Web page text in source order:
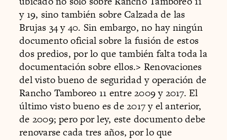
y 19, sino también sobre Calzada de las
Brujas 34 y 40. Sin embargo, no hay ningún
documento oficial sobre la fusión de estos
dos predios, por lo que también falta toda la
documentación sobre ellos.> Renovaciones
del visto bueno de seguridad y operación de
Rancho Tamboreo 11 entre 2009 y 2017. El
último visto bueno es de 2017 y el anterior,
de 2009; pero por ley, este documento debe
renovarse cada tres años, por lo que